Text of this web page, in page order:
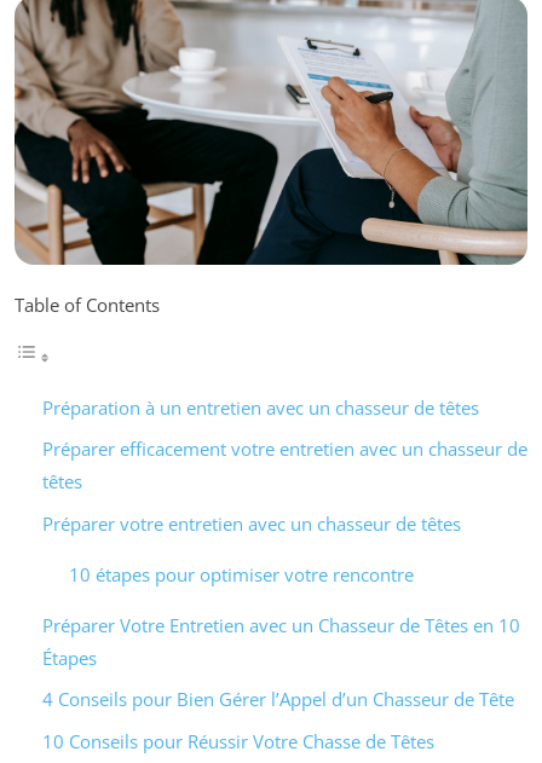
Table of Contents
Préparation à un entretien avec un chasseur de têtes
Préparer efficacement votre entretien avec un chasseur de
têtes
Préparer votre entretien avec un chasseur de têtes
10 étapes pour optimiser votre rencontre
Préparer Votre Entretien avec un Chasseur de Têtes en 10
Étapes
4 Conseils pour Bien Gérer l’Appel d’un Chasseur de Tête
10 Conseils pour Réussir Votre Chasse de Têtes